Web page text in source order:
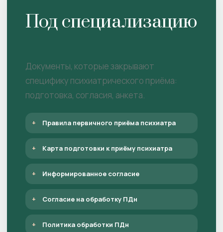
Под специализацию
Документы, которые закрывают
специфику психиатрического приёма:
подготовка, согласия, анкета.
Правила первичного приёма психиатра
Карта подготовки к приёму психиатра
Информированное согласие
Согласие на обработку ПДн
Политика обработки ПДн